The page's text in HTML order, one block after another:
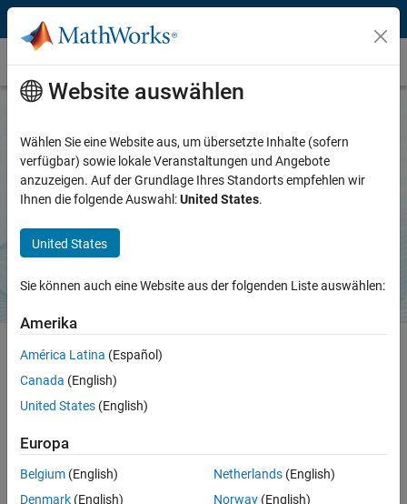
Weiter zum Inhalt
Variant Manager for Simulink
Variant Manager for Simulink
Verwalten, Konfigurieren und Analysieren von
Support-Paket herunterladen
Verwalten, konfigurieren und analysieren Sie Varianten in Ihrem
System mit dem Support-Paket Variant Manager for Simulink
Erfassen Sie die Variation, die innerhalb von Algorithmen,
Komponenten, Parametern und Schnittstellen auftritt.
Mit dem Variant Manager ist Folgendes möglich:
Website auswählen
Wählen Sie eine Website aus, um übersetzte Inhalte (sofern
verfügbar) sowie lokale Veranstaltungen und Angebote
anzuzeigen. Auf der Grundlage Ihres Standorts empfehlen wir
Ihnen die folgende Auswahl:United States.
United States
Sie können auch eine Website aus der folgenden Liste auswählen:
Amerika
América Latina (Español)
Canada (English)
United States (English)
Europa
Belgium (English)
Denmark (English)
Netherlands(English)
Norway(English)